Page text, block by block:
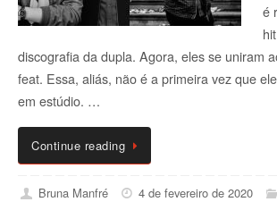
é
discografia da dupla. Agora, eles se uniram
feat. Essa, aliás, não é a primeira vez que
em estúdio. …
Continue reading
Bruna Manfré 4 de fevereiro de 2020